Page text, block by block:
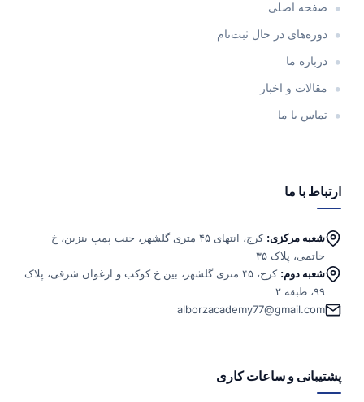
صفحه اصلی
دوره‌های در حال ثبت‌نام
درباره ما
مقالات و اخبار
تماس با ما
ارتباط با ما
شعبه مرکزی:
کرج، انتهای ۴۵ متری گلشهر، جنب پمپ بنزین، خ
حاتمی، پلاک ۳۵
شعبه دوم:
کرج، ۴۵ متری گلشهر، بین خ کوکب و ارغوان شرقی، پلاک
۹۹، طبقه ۲
alborzacademy77@gmail.com
پشتیبانی و ساعات کاری